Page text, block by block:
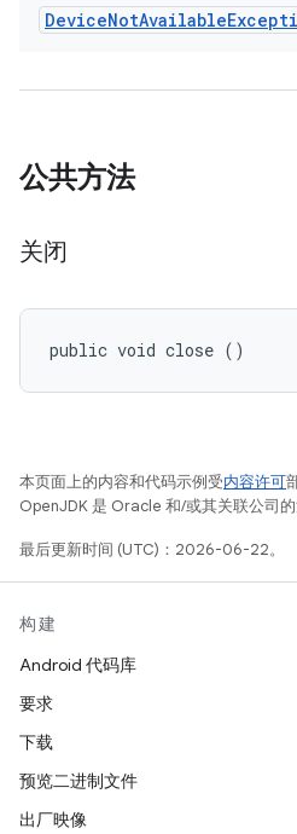
DeviceNotAvailable
公共方法
关闭
public void close ()
本页面上的内容和代码示例受内容许可
OpenJDK 是 Oracle 和/或其关联公司的
最后更新时间 (UTC)：2026-06-22。
构建
Android 代码库
要求
下载
预览二进制文件
出厂映像